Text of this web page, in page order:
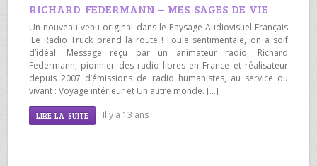
RICHARD FEDERMANN – MES SAGES DE VIE
Un nouveau venu original dans le Paysage Audiovisuel Français
:Le Radio Truck prend la route ! Foule sentimentale, on a soif
d’idéal. Message reçu par un animateur radio, Richard
Federmann, pionnier des radio libres en France et réalisateur
depuis 2007 d’émissions de radio humanistes, au service du
vivant : Voyage intérieur et Un autre monde. […]
LIRE LA SUITE Il y a 13 ans